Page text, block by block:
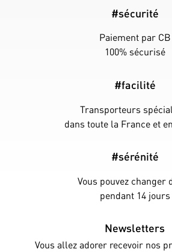
#sécurité
Paiement par CB
100% sécurisé
#facilité
Transporteurs
dans toute la France et
#sérénité
Vous pouvez changer
pendant 14 jours
Newsletters
Vous allez adorer recevoir nos